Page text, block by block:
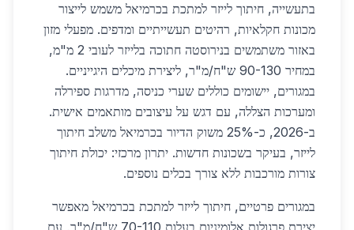
בתעשייה, חיתוך לייזר למתכת בכרמיאל משמש לייצור
מכונות חקלאיות, רהיטים תעשייתיים ומדפים. מפעלי מזון
באזור משתמשים בנירוסטה חתוכה בלייזר לעובי 2 מ"מ,
במחיר 90-130 ש"ח/מ"ר, ליצירת מיכלים היגייניים.
במגורים, יישומים כוללים שערי כניסה, מדרגות ספירלה
ומערכות הצללה, עם דגש על עיצובים מותאמים אישית.
ב-2026, כ-25% משוק הדיור בכרמיאל משלב חיתוך
לייזר, בעיקר בשכונות חדשות. יתרון מרכזי: יכולת חיתוך
צורות מורכבות ללא צורך בכלים נוספים.
במגורים פרטיים, חיתוך לייזר למתכת בכרמיאל מאפשר
יצירת פרגולות אלומיניום בעלות 70-110 ש"ח/מ"ר, עם